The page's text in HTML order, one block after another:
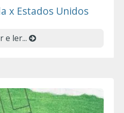
x Estados Unidos
e ler...